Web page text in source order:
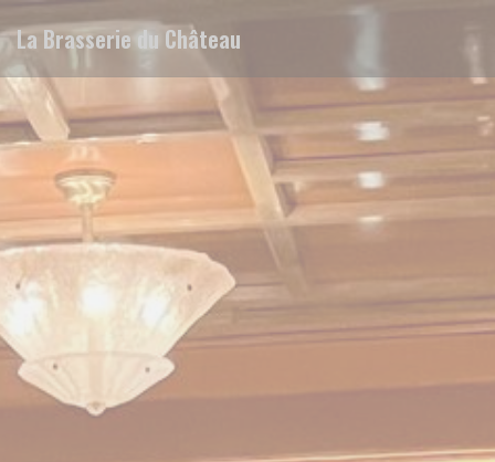
La Brasserie du Château